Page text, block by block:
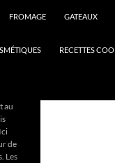
FROMAGE GATEAUX
RECETTES
au
de
Les